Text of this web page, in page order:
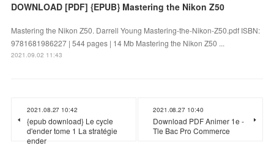
DOWNLOAD [PDF] {EPUB} Mastering the Nikon Z50
Mastering the Nikon Z50. Darrell Young Mastering-the-Nikon-Z50.pdf ISBN:
9781681986227 | 544 pages | 14 Mb Mastering the Nikon Z50 ...
2021.09.02 11:43
2021.08.27 10:42
{epub download} Le cycle
d'ender tome 1 La stratégie
ender
2021.08.27 10:40
Download PDF Animer 1e -
Tle Bac Pro Commerce